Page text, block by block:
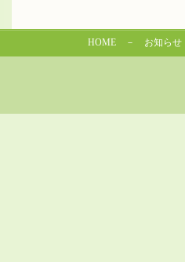
HOME － お知らせ